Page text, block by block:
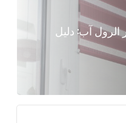
الرول آب: دليل